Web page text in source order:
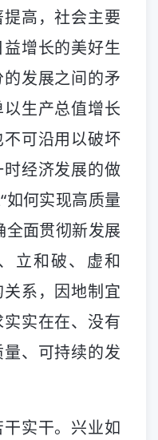
高，社会主要
增长的美好生
发展之间的矛
生产总值增长
可沿用以破坏
经济发展的做
如何实现高质量
全面贯彻新发展
立和破、虚和
系，因地制宜
实在在、没有
、可持续的发
实干。兴业如